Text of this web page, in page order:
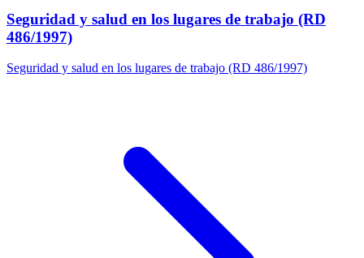
Seguridad y salud en los lugares de trabajo (RD
486/1997)
Seguridad y salud en los lugares de trabajo (RD 486/1997)